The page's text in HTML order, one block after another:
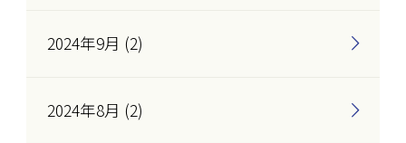
2024年9月 (2)
2024年8月 (2)